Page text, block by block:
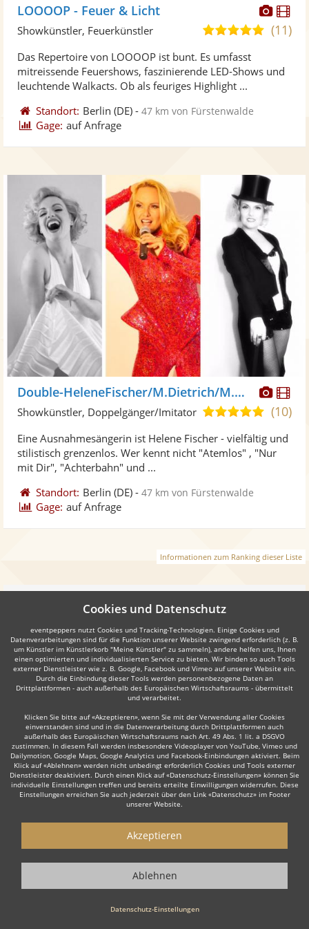
LOOOOP - Feuer & Licht
4,9(11)
Showkünstler, Feuerkünstler
Das Repertoire von LOOOOP ist bunt. Es umfasst
mitreissende Feuershows, faszinierende LED-Shows und
leuchtende Walkacts. Ob als feuriges Highlight ...
Standort: Berlin (DE) -47 km von Fürstenwalde
Gage: auf Anfrage
Fotos
Double-HeleneFischer/M.Dietrich/M.Monroe
4,9
5
(10)
Showkünstler, Doppelgänger/Imitator
Eine Ausnahmesängerin ist Helene Fischer - vielfältig und
stilistisch grenzenlos. Wer kennt nicht "Atemlos" , "Nur
mit Dir", "Achterbahn" und ...
Standort: Berlin (DE) -47 km von Fürstenwalde
Gage: auf Anfrage
Informationen zum Ranking dieser Liste
Weiter
Kinderschminken Zauberer & Magier Puppentheater
Wie funktioniert's?
Starten Sie mit dem Button 'Kostenlos anfragen' eine Anfrage an die für
Sie interessanten Showkünstler - also z. B. bestimmte Show- &
Künstler-Profil-Seiten der Showkünstler.
Cookies und Datenschutz
eventpeppers nutzt Cookies und Tracking-Technologien. Einige Cookies und
Datenverarbeitungen sind für die Funktion unserer Website zwingend erforderlich (z. B.
um Künstler im Künstlerkorb "Meine Künstler" zu sammeln), andere helfen uns, Ihnen
einen optimierten und individualisierten Service zu bieten. Wir binden so auch Tools
externer Dienstleister wie z. B. Google, Facebook und Vimeo auf unserer Website ein.
Durch die Einbindung dieser Tools werden personenbezogene Daten an
Drittplattformen - auch außerhalb des Europäischen Wirtschaftsraums - übermittelt
und verarbeitet.
Klicken Sie bitte auf «Akzeptieren», wenn Sie mit der Verwendung aller Cookies
einverstanden sind und in die Datenverarbeitung durch Drittplattformen auch
außerhalb des Europäischen Wirtschaftsraums nach Art. 49 Abs. 1 lit. a DSGVO
zustimmen. In diesem Fall werden insbesondere Videoplayer von YouTube, Vimeo und
Dailymotion, Google Maps, Google Analytics und Facebook-Einbindungen aktiviert. Beim
Klick auf «Ablehnen» werden nicht unbedingt erforderlich Cookies und Tools externer
Dienstleister deaktiviert. Durch einen Klick auf «Datenschutz-Einstellungen» können Sie
individuelle Einstellungen treffen und bereits erteilte Einwilligungen widerrufen. Diese
Einstellungen erreichen Sie auch jederzeit über den Link «Datenschutz» im Footer
unserer Website.
Datenschutz-Einstellungen
Akzeptieren
Ablehnen